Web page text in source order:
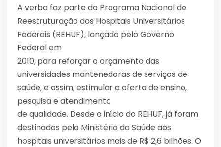
A verba faz parte do Programa Nacional de
Reestruturação dos Hospitais Universitários
Federais (REHUF), lançado pelo Governo
Federal em
2010, para reforçar o orçamento das
universidades mantenedoras de serviços de
saúde, e assim, estimular a oferta de ensino,
pesquisa e atendimento
de qualidade. Desde o início do REHUF, já foram
destinados pelo Ministério da Saúde aos
hospitais universitários mais de R$ 2,6 bilhões. O